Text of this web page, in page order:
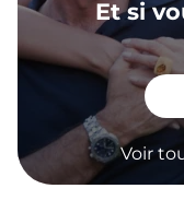
Et si
Voir